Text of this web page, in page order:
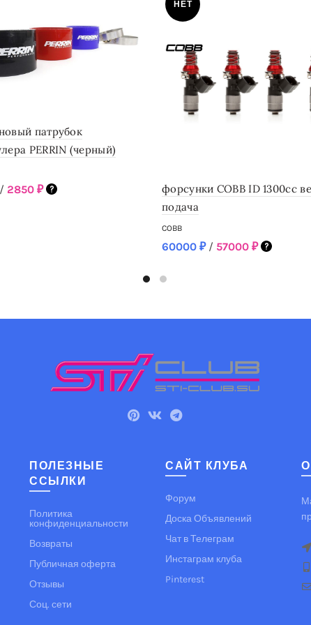
патрубок
PERRIN (черный)
/ 2850 ₽
НЕТ
форсунки COBB ID 1300cc
подача
COBB
60000 ₽ / 57000 ₽
ПОЛЕЗНЫЕ
ССЫЛКИ
Политика
конфиденциальности
Возвраты
Публичная оферта
Отзывы
Соц. сети
САЙТ КЛУБА
Форум
Доска Объявлений
Чат в Телеграм
Инстаграм клуба
Pinterest